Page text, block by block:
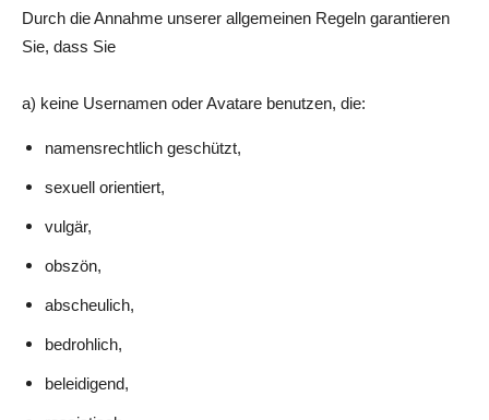
Durch die Annahme unserer allgemeinen Regeln garantieren
Sie, dass Sie
a) keine Usernamen oder Avatare benutzen, die:
namensrechtlich geschützt,
sexuell orientiert,
vulgär,
obszön,
abscheulich,
bedrohlich,
beleidigend,